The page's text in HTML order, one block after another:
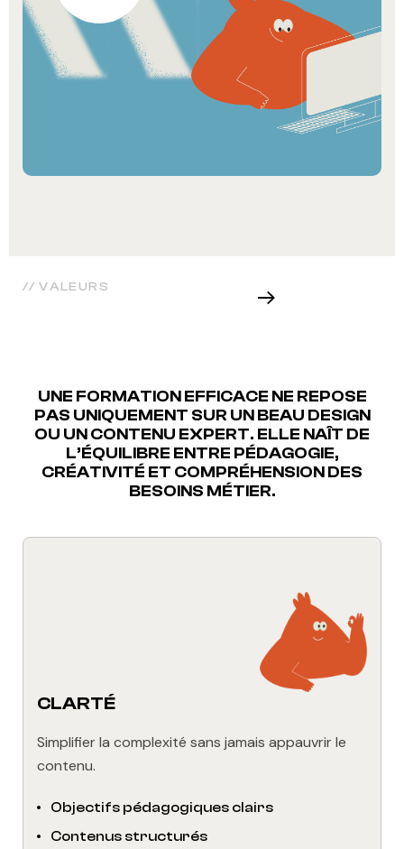
// VALEURS
UNE FORMATION EFFICACE NE REPOSE
PAS UNIQUEMENT SUR UN BEAU DESIGN
OU UN CONTENU EXPERT. ELLE NAÎT DE
L’ÉQUILIBRE ENTRE PÉDAGOGIE,
CRÉATIVITÉ ET COMPRÉHENSION DES
BESOINS MÉTIER.
CLARTÉ
Simplifier la complexité sans jamais appauvrir le
contenu.
Objectifs pédagogiques clairs
Contenus structurés